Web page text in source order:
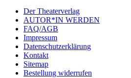
Der Theaterverlag
AUTOR*IN WERDEN
FAQ/AGB
Impressum
Datenschutzerklärung
Kontakt
Sitemap
Bestellung widerrufen